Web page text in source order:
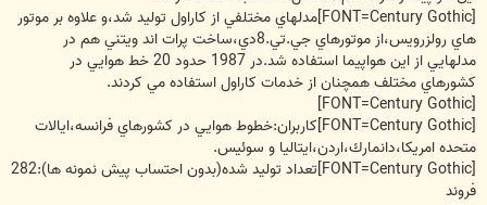
[FONT=Century Gothic]
مدلهاي مختلفي از كاراول توليد شد،و علاوه بر موتور
هاي رولزرويس،از موتورهاي جي.تي.8دي،ساخت پرات اند ويتني هم در
مدلهايي از اين هواپيما استفاده شد.در 1987 حدود 20 خط هوايي در
كشورهاي مختلف همچنان از خدمات كاراول استفاده مي كردند.
[FONT=Century Gothic]
[FONT=Century Gothic]
كاربران:خطوط هوايي در كشورهاي فرانسه،ايالات
متحده امريكا،دانمارك،اردن،ايتاليا و سوئيس.
[FONT=Century Gothic]
تعداد توليد شده(بدون احتساب پيش نمونه ها):282
فروند